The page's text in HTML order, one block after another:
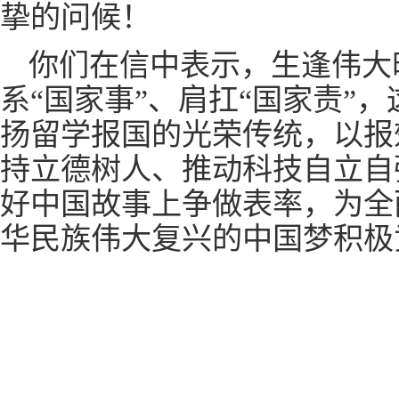
挚的问候！
你们在信中表示，生逢伟
系“ 国家事”、肩扛“ 国家责”，
扬留学报国的光荣传统，以
持立德树人、推动科技自立
好中国故事上争做表率，为
华民族伟大复兴的中国梦积